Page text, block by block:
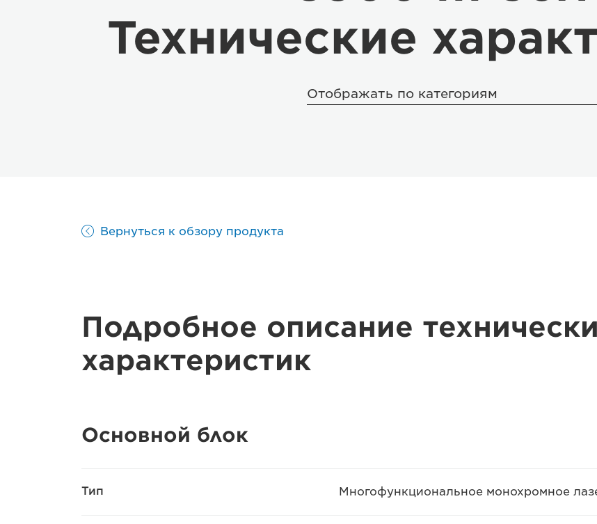
Технические
Отображать по категориям
Вернуться к обзору продукта
Подробное описание
характеристик
Основной блок
Тип Многофункциональное монохромное